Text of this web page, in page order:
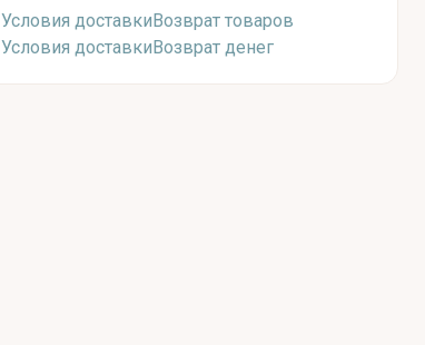
Условия доставки Возврат товаров
Условия доставки Возврат денег